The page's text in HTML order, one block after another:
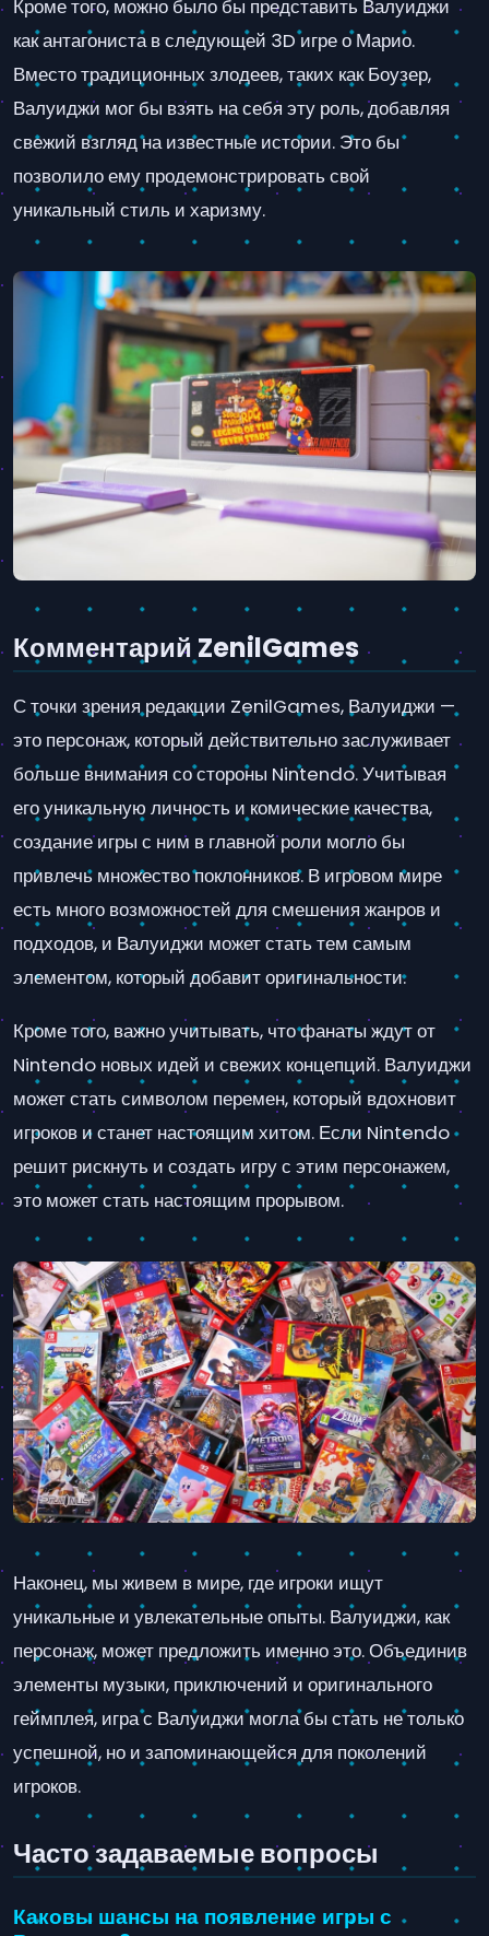
Кроме того, можно было бы представить Валуиджи
как антагониста в следующей 3D игре о Марио.
Вместо традиционных злодеев, таких как Боузер,
Валуиджи мог бы взять на себя эту роль, добавляя
свежий взгляд на известные истории. Это бы
позволило ему продемонстрировать свой
уникальный стиль и харизму.
Комментарий ZenilGames
С точки зрения редакции ZenilGames, Валуиджи —
это персонаж, который действительно заслуживает
больше внимания со стороны Nintendo. Учитывая
его уникальную личность и комические качества,
создание игры с ним в главной роли могло бы
привлечь множество поклонников. В игровом мире
есть много возможностей для смешения жанров и
подходов, и Валуиджи может стать тем самым
элементом, который добавит оригинальности.
Кроме того, важно учитывать, что фанаты ждут от
Nintendo новых идей и свежих концепций. Валуиджи
может стать символом перемен, который вдохновит
игроков и станет настоящим хитом. Если Nintendo
решит рискнуть и создать игру с этим персонажем,
это может стать настоящим прорывом.
Наконец, мы живем в мире, где игроки ищут
уникальные и увлекательные опыты. Валуиджи, как
персонаж, может предложить именно это. Объединив
элементы музыки, приключений и оригинального
геймплея, игра с Валуиджи могла бы стать не только
успешной, но и запоминающейся для поколений
игроков.
Часто задаваемые вопросы
Каковы шансы на появление игры с